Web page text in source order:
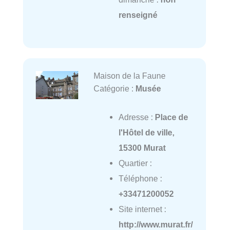
renseigné
Maison de la Faune
Catégorie : Musée
Adresse : Place de
l'Hôtel de ville,
15300 Murat
Quartier :
Téléphone :
+33471200052
Site internet :
http://www.murat.fr/